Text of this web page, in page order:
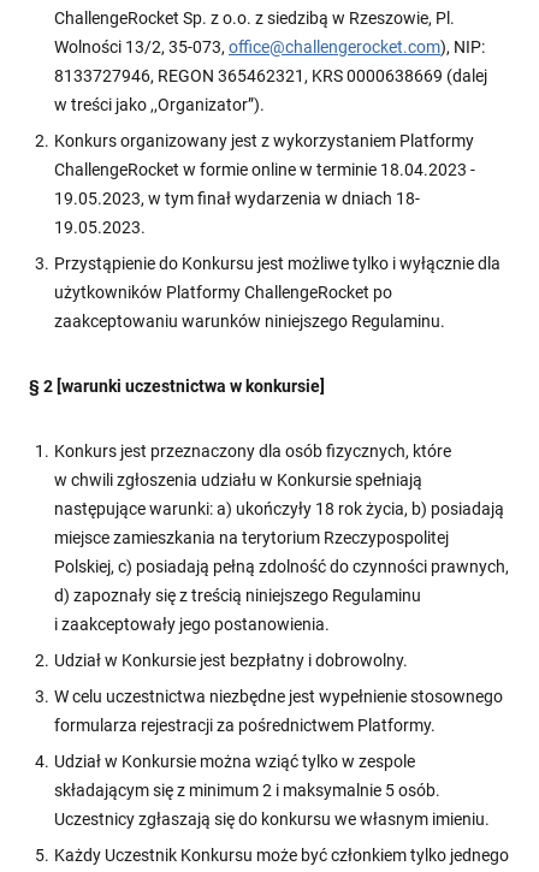
ChallengeRocket Sp. z o.o. z siedzibą w Rzeszowie, Pl.
Wolności 13/2, 35-073, office@challengerocket.com), NIP:
8133727946, REGON 365462321, KRS 0000638669 (dalej
w treści jako ,,Organizator”).
Konkurs organizowany jest z wykorzystaniem Platformy
ChallengeRocket w formie online w terminie 18.04.2023 -
19.05.2023, w tym finał wydarzenia w dniach 18-
19.05.2023.
Przystąpienie do Konkursu jest możliwe tylko i wyłącznie dla
użytkowników Platformy ChallengeRocket po
zaakceptowaniu warunków niniejszego Regulaminu.
§ 2 [warunki uczestnictwa w konkursie]
Konkurs jest przeznaczony dla osób fizycznych, które
w chwili zgłoszenia udziału w Konkursie spełniają
następujące warunki: a) ukończyły 18 rok życia, b) posiadają
miejsce zamieszkania na terytorium Rzeczypospolitej
Polskiej, c) posiadają pełną zdolność do czynności prawnych,
d) zapoznały się z treścią niniejszego Regulaminu
i zaakceptowały jego postanowienia.
Udział w Konkursie jest bezpłatny i dobrowolny.
W celu uczestnictwa niezbędne jest wypełnienie stosownego
formularza rejestracji za pośrednictwem Platformy.
Udział w Konkursie można wziąć tylko w zespole
składającym się z minimum 2 i maksymalnie 5 osób.
Uczestnicy zgłaszają się do konkursu we własnym imieniu.
Każdy Uczestnik Konkursu może być członkiem tylko jednego